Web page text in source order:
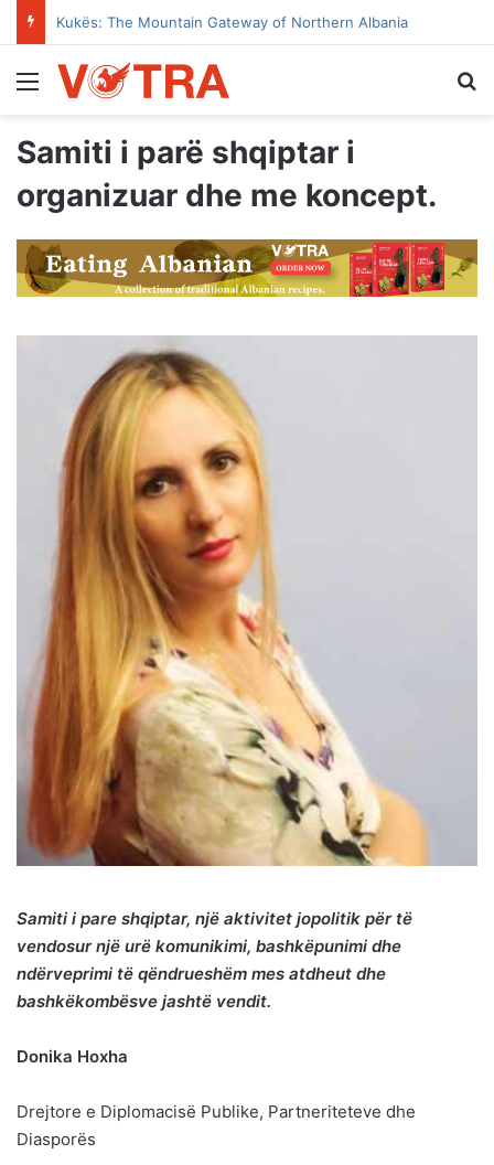
Kukës: The Mountain Gateway of Northern Albania
Menu
Samiti i parë shqiptar i
organizuar dhe me koncept.
Samiti i pare shqiptar, një aktivitet jopolitik për të
vendosur një urë komunikimi, bashkëpunimi dhe
ndërveprimi të qëndrueshëm mes atdheut dhe
bashkëkombësve jashtë vendit.
Donika Hoxha
Drejtore e Diplomacisë Publike, Partneriteteve dhe
Diasporës